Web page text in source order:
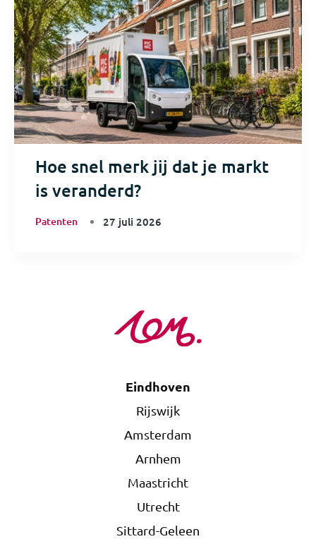
Hoe snel merk jij dat je markt
is veranderd?
Patenten 27 juli 2026
Eindhoven
Rijswijk
Amsterdam
Arnhem
Maastricht
Utrecht
Sittard-Geleen